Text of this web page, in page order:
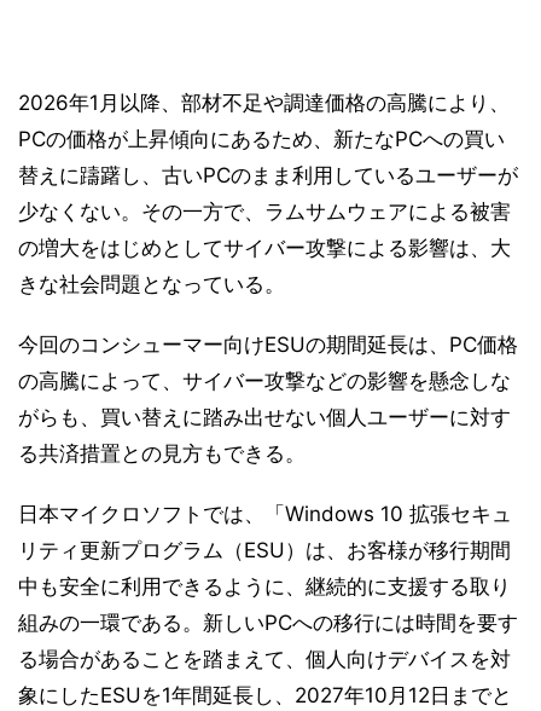
2026年1月以降、部材不足や調達価格の高騰により、
PCの価格が上昇傾向にあるため、新たなPCへの買い
替えに躊躇し、古いPCのまま利用しているユーザーが
少なくない。その一方で、ラムサムウェアによる被害
の増大をはじめとしてサイバー攻撃による影響は、大
きな社会問題となっている。
今回のコンシューマー向けESUの期間延長は、PC価格
の高騰によって、サイバー攻撃などの影響を懸念しな
がらも、買い替えに踏み出せない個人ユーザーに対す
る共済措置との見方もできる。
日本マイクロソフトでは、「Windows 10 拡張セキュ
リティ更新プログラム（ESU）は、お客様が移行期間
中も安全に利用できるように、継続的に支援する取り
組みの一環である。新しいPCへの移行には時間を要す
る場合があることを踏まえて、個人向けデバイスを対
象にしたESUを1年間延長し、2027年10月12日までと